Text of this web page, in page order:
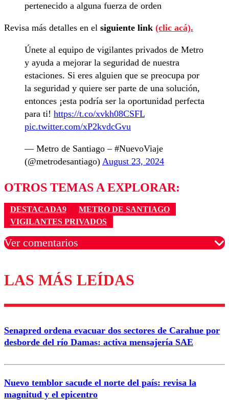
pertenecido a alguna fuerza de orden
Revisa más detalles en el siguiente link (clic acá).
Únete al equipo de vigilantes privados de Metro
y ayuda a mejorar la seguridad de nuestra
estaciones. Si eres alguien que se preocupa por
la seguridad y quiere ser parte de una solución,
entonces ¡esta podría ser la oportunidad perfecta
para ti! https://t.co/xvkh08CSFL
pic.twitter.com/xP2kvdcGvu
— Metro de Santiago – #NuevoViaje
(@metrodesantiago) August 23, 2024
OTROS TEMAS A EXPLORAR:
DESTACADA9
METRO DE SANTIAGO
VIGILANTES PRIVADOS
Ver comentarios
Los comentarios son moderados para garantizar un
diálogo respetuoso.
Correo
LAS MÁS LEÍDAS
Senapred ordena evacuar dos sectores de Carahue por
desborde del río Damas: activa mensajería SAE
Nuevo temblor sacude el norte del país: revisa la
magnitud y el epicentro